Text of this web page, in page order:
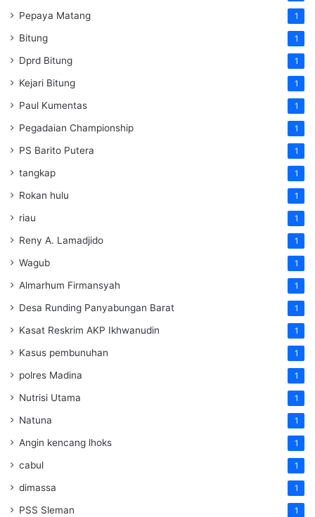
Pepaya Matang 1
Bitung 1
Dprd Bitung 1
Kejari Bitung 1
Paul Kumentas 1
Pegadaian Championship 1
PS Barito Putera 1
tangkap 1
Rokan hulu 1
riau 1
Reny A. Lamadjido 1
Wagub 1
Almarhum Firmansyah 1
Desa Runding Panyabungan Barat 1
Kasat Reskrim AKP Ikhwanudin 1
Kasus pembunuhan 1
polres Madina 1
Nutrisi Utama 1
Natuna 1
Angin kencang lhoks 1
cabul 1
dimassa 1
PSS Sleman 1